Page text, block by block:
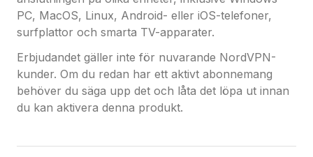
PC, MacOS, Linux, Android- eller iOS-telefoner,
surfplattor och smarta TV-apparater.
Erbjudandet gäller inte för nuvarande NordVPN-
kunder. Om du redan har ett aktivt abonnemang
behöver du säga upp det och låta det löpa ut innan
du kan aktivera denna produkt.